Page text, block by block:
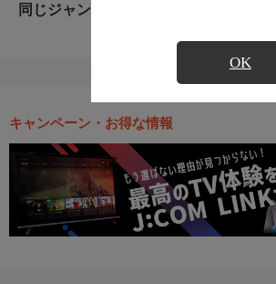
OK
同じジャンルのおすすめ番組
キャンペーン・お得な情報